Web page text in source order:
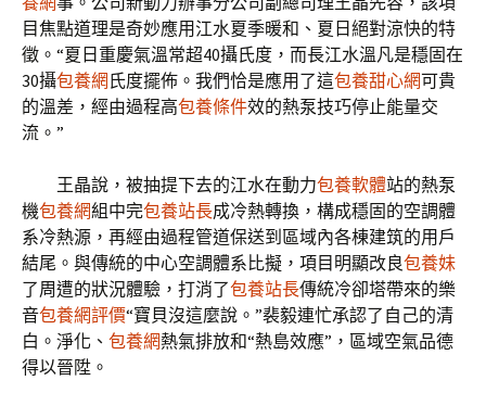
目焦點道理是奇妙應用江水夏季暖和、夏日絕對涼快的特
徵。“夏日重慶氣溫常超40攝氏度，而長江水溫凡是穩固在
30攝包養網氏度擺佈。我們恰是應用了這包養甜心網可貴
的溫差，經由過程高包養條件效的熱泵技巧停止能量交
流。”
王晶說，被抽提下去的江水在動力包養軟體站的熱泵
機包養網組中完包養站長成冷熱轉換，構成穩固的空調體
系冷熱源，再經由過程管道保送到區域內各棟建筑的用戶
結尾。與傳統的中心空調體系比擬，項目明顯改良包養妹
了周遭的狀況體驗，打消了包養站長傳統冷卻塔帶來的樂
音包養網評價“寶貝沒這麼說。”裴毅連忙承認了自己的清
白。淨化、 包養網熱氣排放和“熱島效應”，區域空氣品德
得以晉陞。